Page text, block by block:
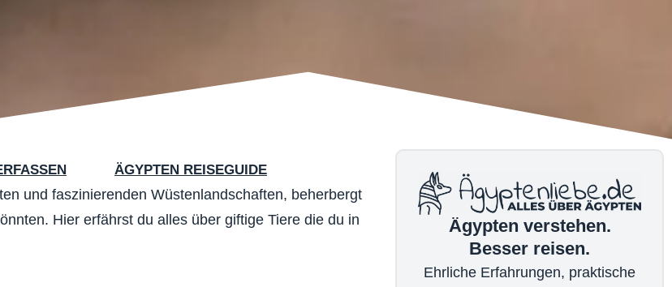
ÄGYPTEN REISEGUIDE
und faszinierenden Wüstenlandschaften, beherbergt
Hier erfährst du alles über giftige Tiere die du in
Ägypten verstehen.
Besser reisen.
Ehrliche Erfahrungen, praktische